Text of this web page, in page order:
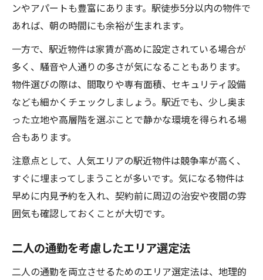
ンやアパートも豊富にあります。駅徒歩5分以内の物件で
あれば、朝の時間にも余裕が生まれます。
一方で、駅近物件は家賃が高めに設定されている場合が
多く、騒音や人通りの多さが気になることもあります。
物件選びの際は、間取りや専有面積、セキュリティ設備
なども細かくチェックしましょう。駅近でも、少し奥ま
った立地や高層階を選ぶことで静かな環境を得られる場
合もあります。
注意点として、人気エリアの駅近物件は競争率が高く、
すぐに埋まってしまうことが多いです。気になる物件は
早めに内見予約を入れ、契約前に周辺の治安や夜間の雰
囲気も確認しておくことが大切です。
二人の通勤を考慮したエリア選定法
二人の通勤を両立させるためのエリア選定法は、地理的